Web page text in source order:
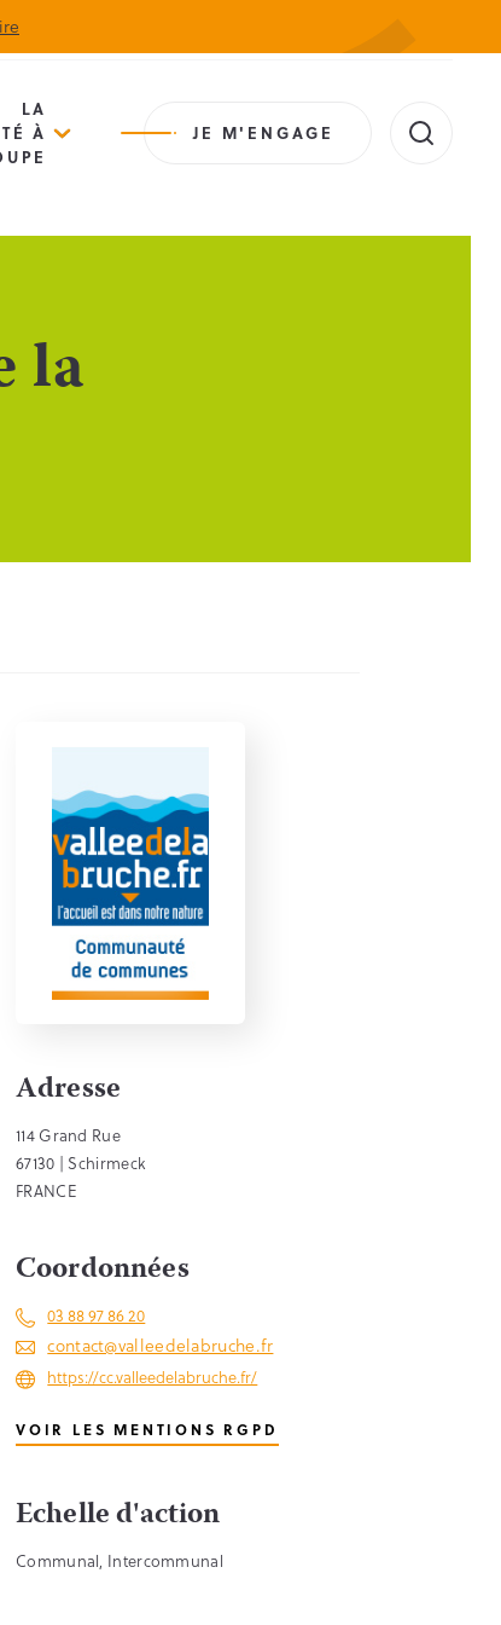
Actualités
LA
À
JE M'ENGAGE
la
Adresse
114 Grand Rue
67130 | Schirmeck
FRANCE
Coordonnées
03 88 97 86 20
contact@valleedelabruche.fr
https://cc.valleedelabruche.fr/
VOIR LES MENTIONS RGPD
Echelle d'action
Communal, Intercommunal